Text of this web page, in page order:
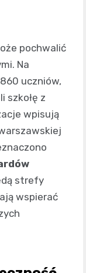
pochwalić
Na
uczniów,
szkołę z
wpisują
strefy
wspierać